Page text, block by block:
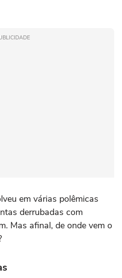
em várias polêmicas
derrubadas com
Mas afinal, de onde vem o